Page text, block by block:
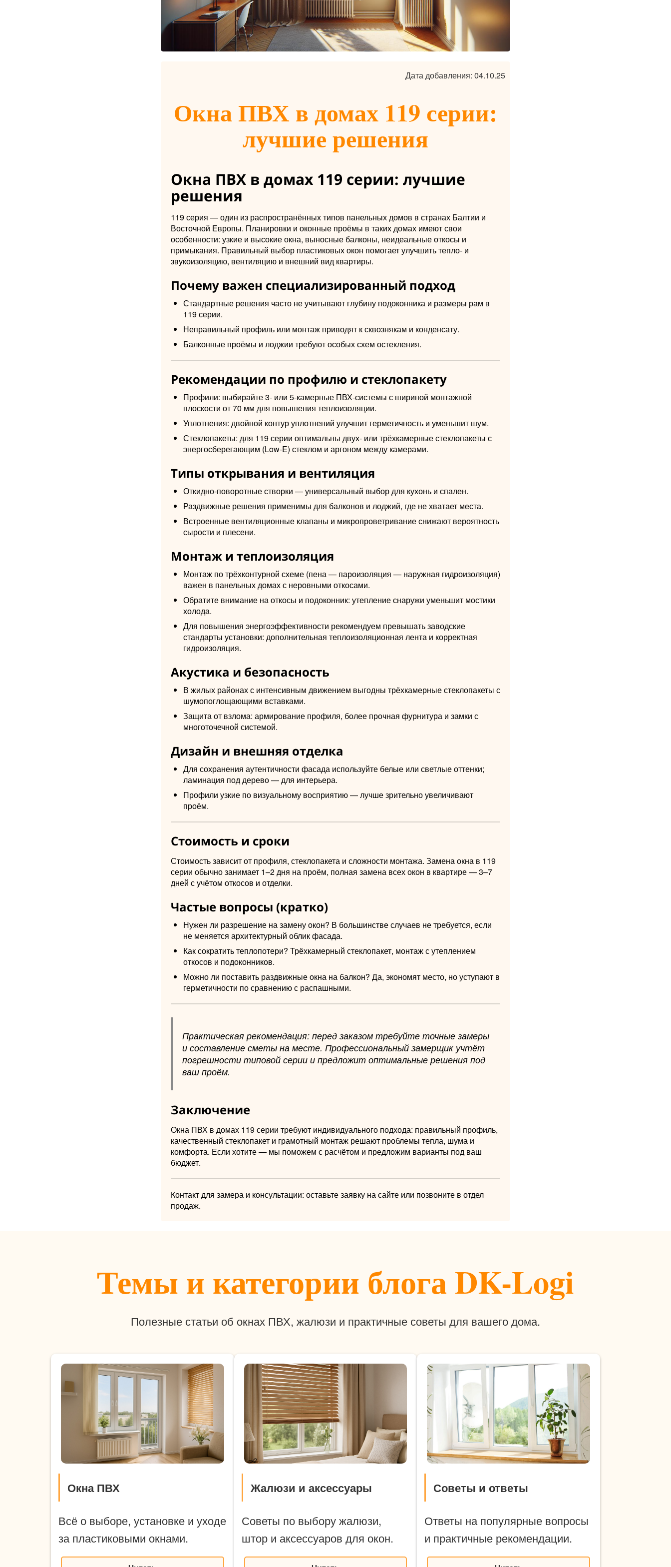
Дата добавления: 04.10.25
Окна ПВХ в домах 119 серии:
лучшие решения
Окна ПВХ в домах 119 серии: лучшие
решения
119 серия — один из распространённых типов панельных домов в странах Балтии и
Восточной Европы. Планировки и оконные проёмы в таких домах имеют свои
особенности: узкие и высокие окна, выносные балконы, неидеальные откосы и
примыкания. Правильный выбор пластиковых окон помогает улучшить тепло- и
звукоизоляцию, вентиляцию и внешний вид квартиры.
Почему важен специализированный подход
Стандартные решения часто не учитывают глубину подоконника и размеры рам в
119 серии.
Неправильный профиль или монтаж приводят к сквознякам и конденсату.
Балконные проёмы и лоджии требуют особых схем остекления.
Рекомендации по профилю и стеклопакету
Профили: выбирайте 3- или 5-камерные ПВХ-системы с шириной монтажной
плоскости от 70 мм для повышения теплоизоляции.
Уплотнения: двойной контур уплотнений улучшит герметичность и уменьшит шум.
Стеклопакеты: для 119 серии оптимальны двух- или трёхкамерные стеклопакеты с
энергосберегающим (Low-E) стеклом и аргоном между камерами.
Типы открывания и вентиляция
Откидно-поворотные створки — универсальный выбор для кухонь и спален.
Раздвижные решения применимы для балконов и лоджий, где не хватает места.
Встроенные вентиляционные клапаны и микропроветривание снижают вероятность
сырости и плесени.
Монтаж и теплоизоляция
Монтаж по трёхконтурной схеме (пена — пароизоляция — наружная гидроизоляция)
важен в панельных домах с неровными откосами.
Обратите внимание на откосы и подоконник: утепление снаружи уменьшит мостики
холода.
Для повышения энергоэффективности рекомендуем превышать заводские
стандарты установки: дополнительная теплоизоляционная лента и корректная
гидроизоляция.
Акустика и безопасность
В жилых районах с интенсивным движением выгодны трёхкамерные стеклопакеты с
шумопоглощающими вставками.
Защита от взлома: армирование профиля, более прочная фурнитура и замки с
многоточечной системой.
Дизайн и внешняя отделка
Для сохранения аутентичности фасада используйте белые или светлые оттенки;
ламинация под дерево — для интерьера.
Профили узкие по визуальному восприятию — лучше зрительно увеличивают
проём.
Стоимость и сроки
Стоимость зависит от профиля, стеклопакета и сложности монтажа. Замена окна в 119
серии обычно занимает 1–2 дня на проём, полная замена всех окон в квартире — 3–7
дней с учётом откосов и отделки.
Частые вопросы (кратко)
Нужен ли разрешение на замену окон? В большинстве случаев не требуется, если
не меняется архитектурный облик фасада.
Как сократить теплопотери? Трёхкамерный стеклопакет, монтаж с утеплением
откосов и подоконников.
Можно ли поставить раздвижные окна на балкон? Да, экономят место, но уступают в
герметичности по сравнению с распашными.
Практическая рекомендация: перед заказом требуйте точные замеры
и составление сметы на месте. Профессиональный замерщик учтёт
погрешности типовой серии и предложит оптимальные решения под
ваш проём.
Заключение
Окна ПВХ в домах 119 серии требуют индивидуального подхода: правильный профиль,
качественный стеклопакет и грамотный монтаж решают проблемы тепла, шума и
комфорта. Если хотите — мы поможем с расчётом и предложим варианты под ваш
бюджет.
Контакт для замера и консультации: оставьте заявку на сайте или позвоните в отдел
продаж.
Темы и категории блога DK-Logi
Полезные статьи об окнах ПВХ, жалюзи и практичные советы для вашего дома.
Окна ПВХ
Всё о выборе, установке и уходе
за пластиковыми окнами.
Жалюзи и аксессуары
Советы по выбору жалюзи,
штор и аксессуаров для окон.
Советы и ответы
Ответы на популярные вопросы
и практичные рекомендации.